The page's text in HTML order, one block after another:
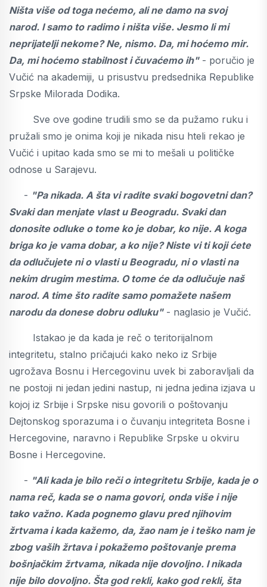
Ništa više od toga nećemo, ali ne damo na svoj
narod. I samo to radimo i ništa više. Jesmo li mi
neprijatelji nekome? Ne, nismo. Da, mi hoćemo mir.
Da, mi hoćemo stabilnost i čuvaćemo ih"- poručio je
Vučić na akademiji, u prisustvu predsednika Republike
Srpske Milorada Dodika.
Sve ove godine trudili smo se da pužamo ruku i
pružali smo je onima koji je nikada nisu hteli rekao je
Vučić i upitao kada smo se mi to mešali u političke
odnose u Sarajevu.
- "Pa nikada. A šta vi radite svaki bogovetni dan?
Svaki dan menjate vlast u Beogradu. Svaki dan
donosite odluke o tome ko je dobar, ko nije. A koga
briga ko je vama dobar, a ko nije? Niste vi ti koji ćete
da odlučujete ni o vlasti u Beogradu, ni o vlasti na
nekim drugim mestima. O tome će da odlučuje naš
narod. A time što radite samo pomažete našem
narodu da donese dobru odluku"- naglasio je Vučić.
Istakao je da kada je reč o teritorijalnom
integritetu, stalno pričajući kako neko iz Srbije
ugrožava Bosnu i Hercegovinu uvek bi zaboravljali da
ne postoji ni jedan jedini nastup, ni jedna jedina izjava u
kojoj iz Srbije i Srpske nisu govorili o poštovanju
Dejtonskog sporazuma i o čuvanju integriteta Bosne i
Hercegovine, naravno i Republike Srpske u okviru
Bosne i Hercegovine.
- "Ali kada je bilo reči o integritetu Srbije, kada je o
nama reč, kada se o nama govori, onda više i nije
tako važno. Kada pognemo glavu pred njihovim
žrtvama i kada kažemo, da, žao nam je i teško nam je
zbog vaših žrtava i pokažemo poštovanje prema
bošnjačkim žrtvama, nikada nije dovoljno. I nikada
nije bilo dovoljno. Šta god rekli, kako god rekli, šta